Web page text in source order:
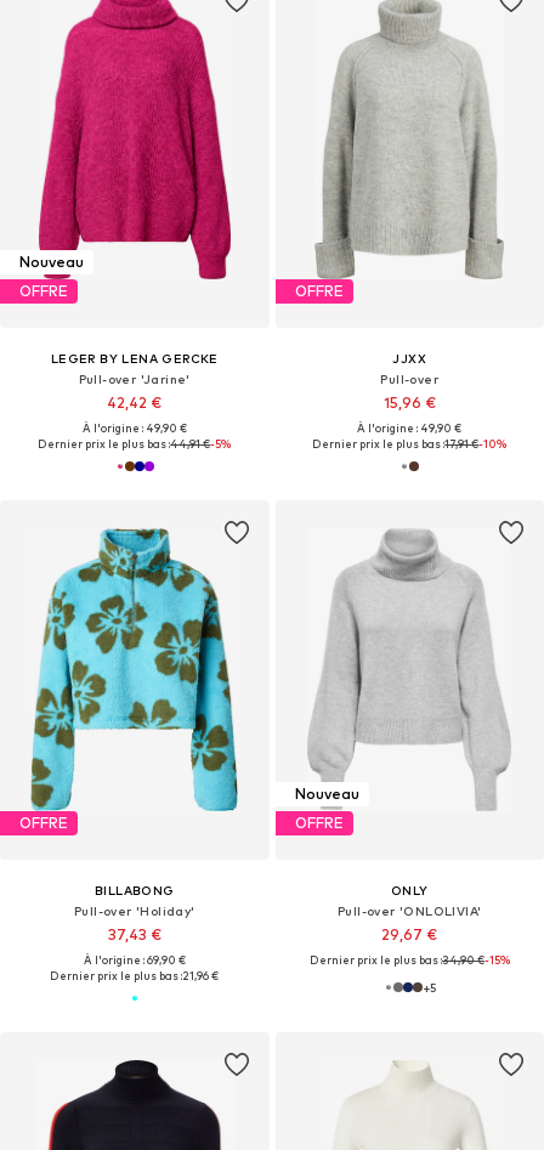
Nouveau
OFFRE
LEGER BY LENA GERCKE
Pull-over 'Jarine'
42,42 €
À l'origine : 49,90 €
Dernier prix le plus bas :44,91 €-5%
OFFRE
JJXX
Pull-over
15,96 €
À l'origine : 49,90 €
Dernier prix le plus bas :17,91 €-10%
OFFRE
BILLABONG
Pull-over 'Holiday'
37,43 €
À l'origine : 69,90 €
Dernier prix le plus bas :21,96 €
Nouveau
OFFRE
ONLY
Pull-over 'ONLOLIVIA'
29,67 €
Dernier prix le plus bas :34,90 €-15%
+5